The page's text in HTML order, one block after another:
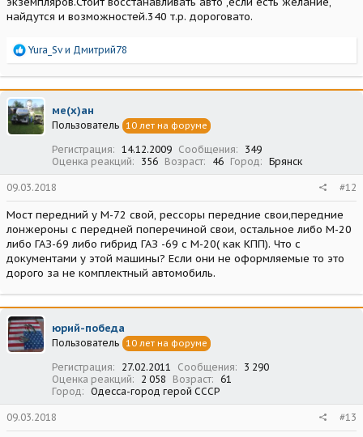
найдутся и возможностей.340 т.р. дороговато.
Р
а
к
ц
и
и
Yura_Svи Дмитрий78
ме(х)ан
Пользователь 10 лет на форуме
Регистрация 14.12.2009 Сообщения
349
Оценка реакций
356 Возраст 46 Город Брянск
09.03.2018 #12
Мост передний у М-72 свой, рессоры передние свои,передние
лонжероны с передней поперечиной свои, остальное либо М-20
либо ГАЗ-69 либо гибрид ГАЗ -69 с М-20( как КПП). Что с
документами у этой машины? Если они не оформляемые то это
дорого за не комплектный автомобиль.
юрий-победа
Пользователь 10 лет на форуме
Регистрация 27.02.2011 Сообщения
3 290
Оценка реакций
2 058 Возраст
61
Город
Одесса-город герой СССР
09.03.2018 #13